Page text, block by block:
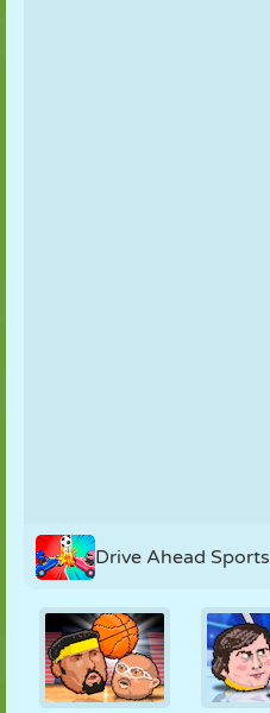
Drive Ahead Sports